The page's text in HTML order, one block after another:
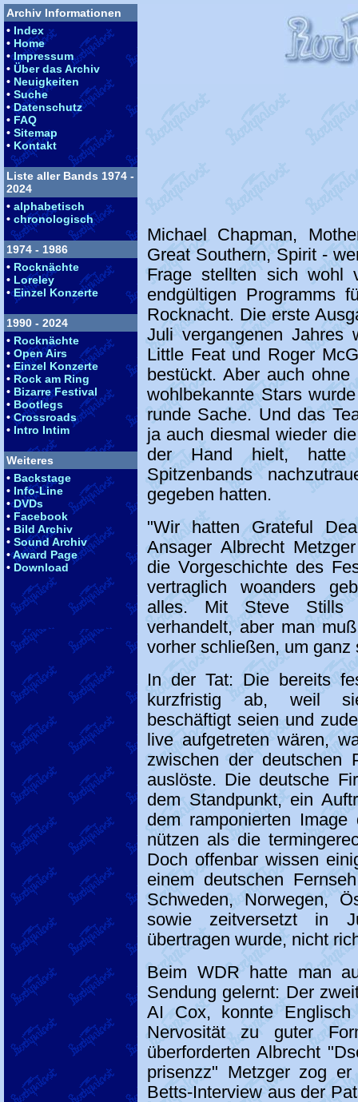
Archiv Informationen
• Index
• Home
•Impressum
• Über das Archiv
• Neuigkeiten
• Suche
•Datenschutz
• FAQ
• Sitemap
• Kontakt
Liste aller Bands 1974 -
2024
• alphabetisch
• chronologisch
1974 - 1986
• Rocknächte
• Loreley
•Einzel Konzerte
1990 - 2024
• Rocknächte
• Open Airs
•Einzel Konzerte
• Rock am Ring
• Bizarre Festival
• Bootlegs
•Crossroads
• Intro Intim
Weiteres
• Backstage
• Info-Line
•DVDs
• Facebook
• Bild Archiv
• Sound Archiv
•Award Page
• Download
Michael Chapman,
Great Southern, Spirit -
Frage stellten sich wohl
endgültigen Programms
Rocknacht. Die erste
Juli vergangenen Jahres
Little Feat und Roger
bestückt. Aber auch
wohlbekannte Stars
runde Sache. Und das
ja auch diesmal wieder
der Hand hielt,
Spitzenbands
gegeben hatten.
"Wir hatten Grateful
Ansager Albrecht
die Vorgeschichte des
vertraglich woanders
alles. Mit Steve Stills
verhandelt, aber man
vorher schließen, um ganz
In der Tat: Die bereits
kurzfristig ab, weil
beschäftigt seien und
live aufgetreten wären,
zwischen der deutschen
auslöste. Die deutsche
dem Standpunkt, ein
dem ramponierten
nützen als die
Doch offenbar wissen
einem deutschen
Schweden, Norwegen,
sowie zeitversetzt in
übertragen wurde, nicht
Beim WDR hatte man
Sendung gelernt: Der
AI Cox, konnte
Nervosität zu guter
überforderten Albrecht
prisenzz" Metzger zog
Betts-Interview aus der